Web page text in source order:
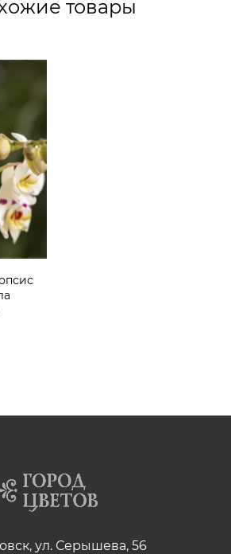
товары
ул. Серышева, 56